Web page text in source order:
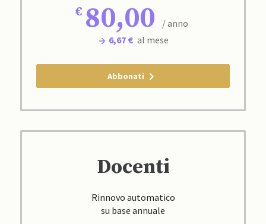
80,00
/ anno
6,67 € al mese
Abbonati
Docenti
Rinnovo automatico
su base annuale